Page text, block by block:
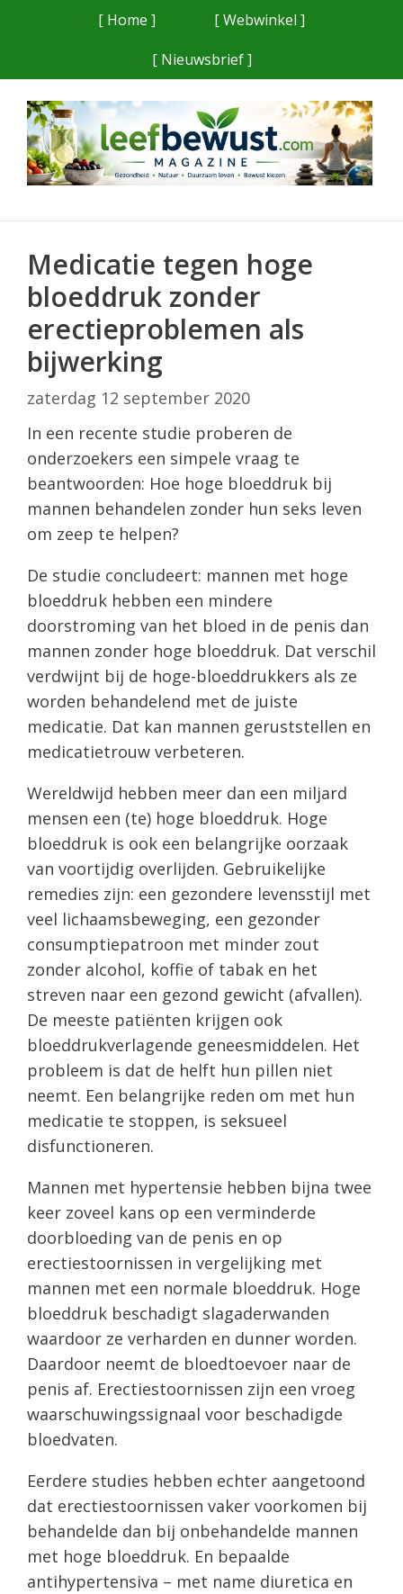
[ Home ]
[ Webwinkel ]
[ Nieuwsbrief ]
Medicatie tegen hoge
bloeddruk zonder
erectieproblemen als
bijwerking
zaterdag 12 september 2020
In een recente studie proberen de
onderzoekers een simpele vraag te
beantwoorden: Hoe hoge bloeddruk bij
mannen behandelen zonder hun seks leven
om zeep te helpen?
De studie concludeert: mannen met hoge
bloeddruk hebben een mindere
doorstroming van het bloed in de penis dan
mannen zonder hoge bloeddruk. Dat verschil
verdwijnt bij de hoge-bloeddrukkers als ze
worden behandelend met de juiste
medicatie. Dat kan mannen geruststellen en
medicatietrouw verbeteren.
Wereldwijd hebben meer dan een miljard
mensen een (te) hoge bloeddruk. Hoge
bloeddruk is ook een belangrijke oorzaak
van voortijdig overlijden. Gebruikelijke
remedies zijn: een gezondere levensstijl met
veel lichaamsbeweging, een gezonder
consumptiepatroon met minder zout
zonder alcohol, koffie of tabak en het
streven naar een gezond gewicht (afvallen).
De meeste patiënten krijgen ook
bloeddrukverlagende geneesmiddelen. Het
probleem is dat de helft hun pillen niet
neemt. Een belangrijke reden om met hun
medicatie te stoppen, is seksueel
disfunctioneren.
Mannen met hypertensie hebben bijna twee
keer zoveel kans op een verminderde
doorbloeding van de penis en op
erectiestoornissen in vergelijking met
mannen met een normale bloeddruk. Hoge
bloeddruk beschadigt slagaderwanden
waardoor ze verharden en dunner worden.
Daardoor neemt de bloedtoevoer naar de
penis af. Erectiestoornissen zijn een vroeg
waarschuwingssignaal voor beschadigde
bloedvaten.
Eerdere studies hebben echter aangetoond
dat erectiestoornissen vaker voorkomen bij
behandelde dan bij onbehandelde mannen
met hoge bloeddruk. En bepaalde
antihypertensiva – met name diuretica en